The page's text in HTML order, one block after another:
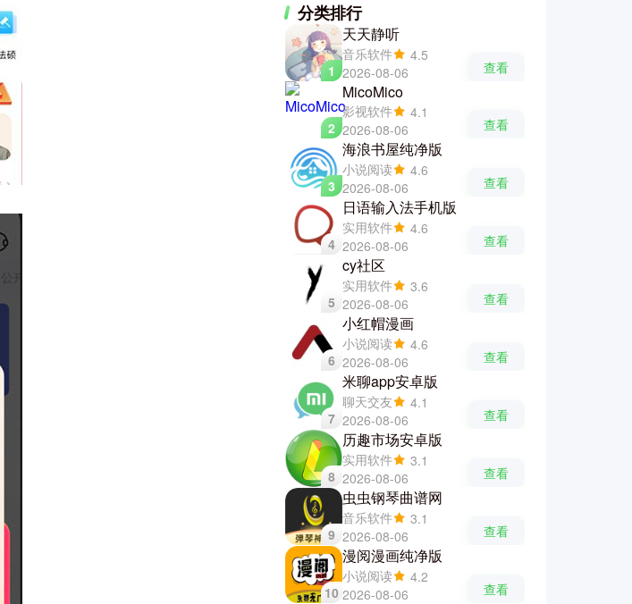
分类排行
1
天天静听
音乐软件
4.5
2026-08-06
查看
2
MicoMico
影视软件
4.1
2026-08-06
查看
3
海浪书屋纯净版
小说阅读
4.6
2026-08-06
查看
4
日语输入法手机版
实用软件
4.6
2026-08-06
查看
5
cy社区
实用软件
3.6
2026-08-06
查看
6
小红帽漫画
小说阅读
4.6
2026-08-06
查看
7
米聊app安卓版
聊天交友
4.1
2026-08-06
查看
8
历趣市场安卓版
实用软件
3.1
2026-08-06
查看
9
虫虫钢琴曲谱网
音乐软件
3.1
2026-08-06
查看
10
漫阅漫画纯净版
小说阅读
4.2
2026-08-06
查看